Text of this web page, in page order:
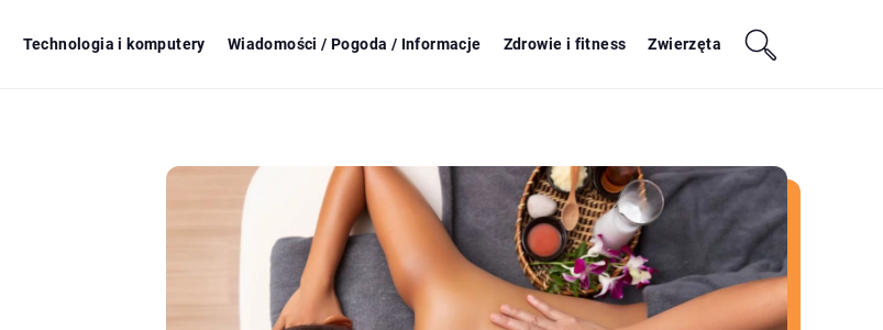
Technologia i komputery Wiadomości / Pogoda / Informacje Zdrowie i fitness Zwierzęta